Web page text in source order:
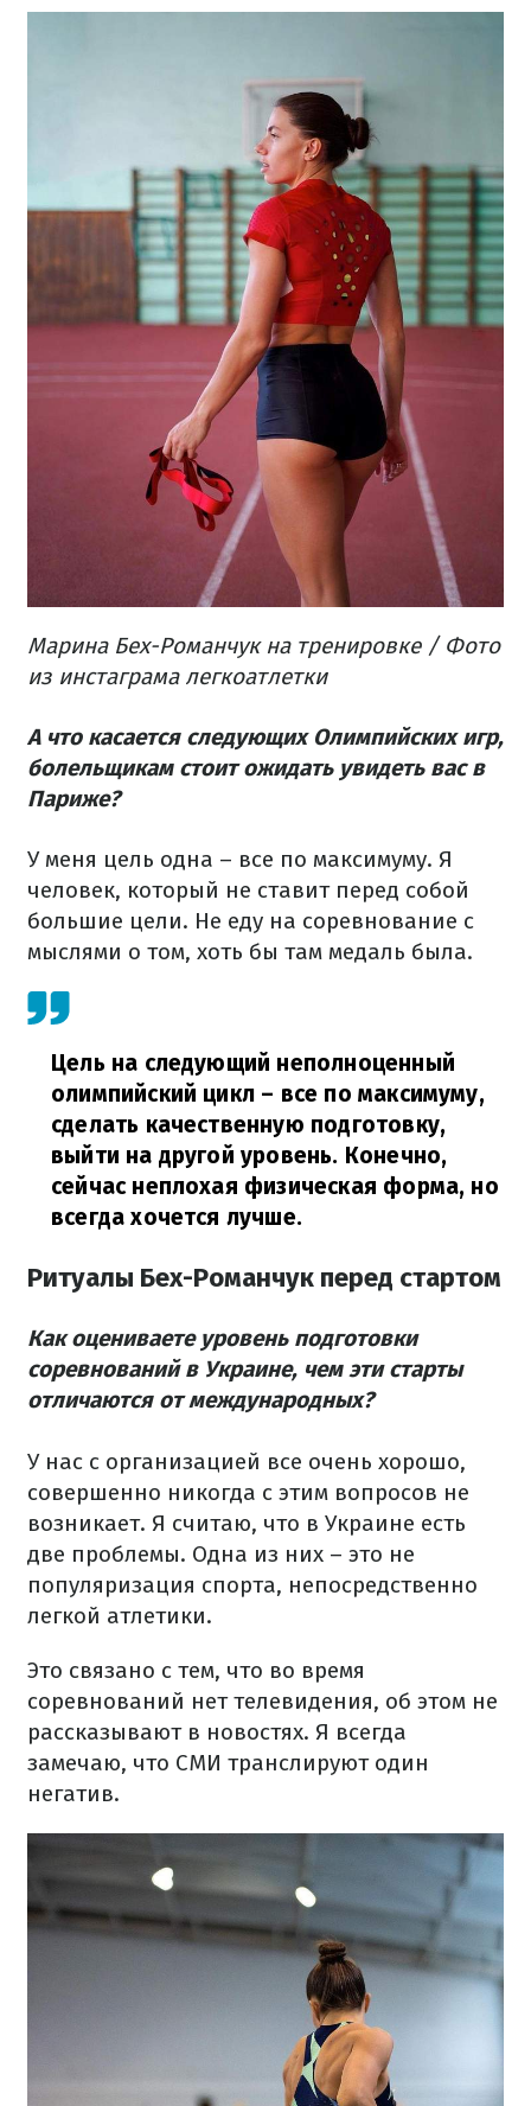
Марина Бех-Романчук на тренировке / Фото
из инстаграма легкоатлетки
А что касается следующих Олимпийских игр,
болельщикам стоит ожидать увидеть вас в
Париже?
У меня цель одна – все по максимуму. Я
человек, который не ставит перед собой
большие цели. Не еду на соревнование с
мыслями о том, хоть бы там медаль была.
Цель на следующий неполноценный
олимпийский цикл – все по максимуму,
сделать качественную подготовку,
выйти на другой уровень. Конечно,
сейчас неплохая физическая форма, но
всегда хочется лучше.
Ритуалы Бех-Романчук перед стартом
Как оцениваете уровень подготовки
соревнований в Украине, чем эти старты
отличаются от международных?
У нас с организацией все очень хорошо,
совершенно никогда с этим вопросов не
возникает. Я считаю, что в Украине есть
две проблемы. Одна из них – это не
популяризация спорта, непосредственно
легкой атлетики.
Это связано с тем, что во время
соревнований нет телевидения, об этом не
рассказывают в новостях. Я всегда
замечаю, что СМИ транслируют один
негатив.